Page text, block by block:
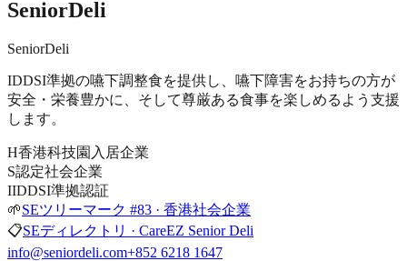
SeniorDeli
SeniorDeli
IDDSI準拠の嚥下調整食を提供し、嚥下障害をお持ちの方が
安全・栄養豊かに、そして尊厳ある食事を楽しめるよう支援
します。
H香港科技園入居企業
S認定社会企業
IIDDSI準拠認証
🌱SEツリーマーク #83 · 香港社会企業
📋SEディレクトリ · CareEZ Senior Deli
info@seniordeli.com+852 6218 1647